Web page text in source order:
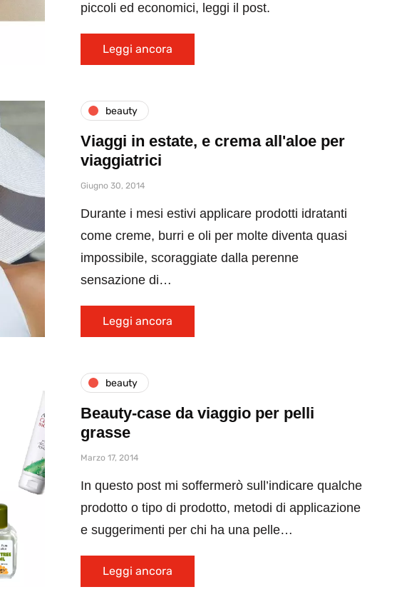
piccoli ed economici, leggi il post.
Leggi ancora
beauty
Viaggi in estate, e crema all'aloe per
viaggiatrici
Giugno 30, 2014
Durante i mesi estivi applicare prodotti idratanti
come creme, burri e oli per molte diventa quasi
impossibile, scoraggiate dalla perenne
sensazione di…
Leggi ancora
beauty
Beauty-case da viaggio per pelli
grasse
Marzo 17, 2014
In questo post mi soffermerò sull’indicare qualche
prodotto o tipo di prodotto, metodi di applicazione
e suggerimenti per chi ha una pelle…
Leggi ancora